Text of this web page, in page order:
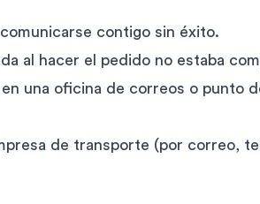
contigo sin éxito.
al hacer el pedido no estaba
una oficina de correos o punto
de transporte (por correo,